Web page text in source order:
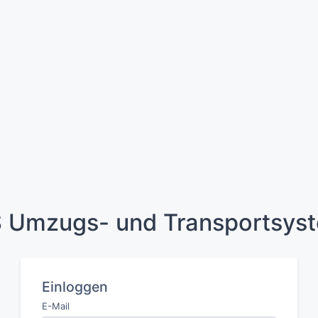
Umzugs- und
Einloggen
E-Mail